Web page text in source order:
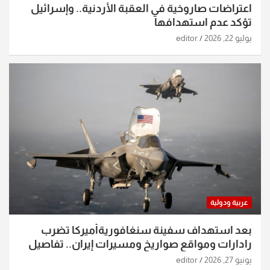
اعتراضات صاروخية في العقبة الأردنية.. وإسرائيل
تؤكد عدم استهدافها
يوليو 22, 2026 editor
عربية ودولية
بعد استهداف سفينة سنغافوريةأميركا تضرب
رادارات ومواقع صواريخ ومسيرات إيران.. تفاصيل
الساعات الماضية
يونيو 27, 2026 editor